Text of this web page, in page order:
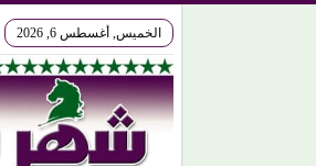
الخميس, أغسطس 6, 2026